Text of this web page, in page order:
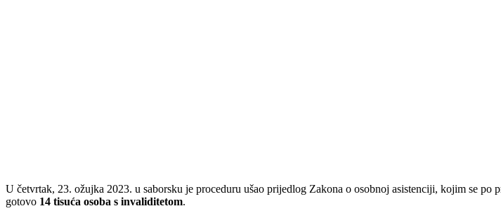
U četvrtak, 23. ožujka 2023. u saborsku je proceduru ušao prijedlog Zakona o osobnoj asistenciji, kojim se po
gotovo 14 tisuća osoba s invaliditetom.